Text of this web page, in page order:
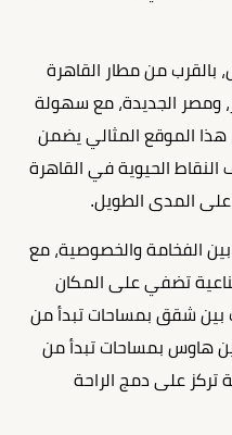
من مطار القاهرة
ومصر الجديدة، مع سهولة
هذا الموقع المثالي يضمن
الحيوية في القاهرة
على المدى الطويل.
الفخامة والخصوصية، مع
تضفي على المكان
بين شقق بمساحات تبدأ من
هاوس بمساحات تبدأ من
تركز على دمج الراحة